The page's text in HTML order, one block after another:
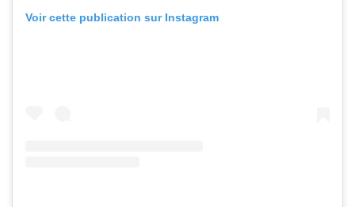
Voir cette publication sur Instagram